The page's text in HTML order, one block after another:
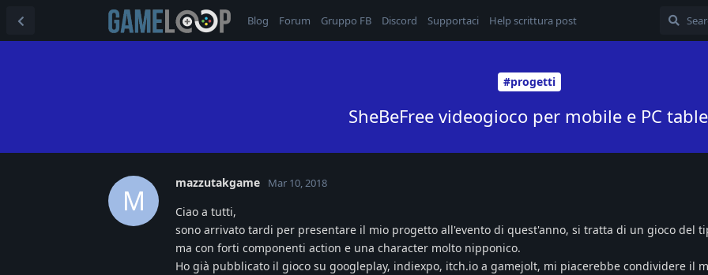
Blog Forum Gruppo FB Discord Supportaci Help scrittura post
#progetti
SheBeFree videogioco per mobile e PC
M
mazzutakgame Mar 10, 2018
Ciao a tutti,
sono arrivato tardi per presentare il mio progetto all'evento di quest'anno, si tratta di un gioco del
ma con forti componenti action e una character molto nipponico.
Ho già pubblicato il gioco su googleplay, indiexpo, itch.io a gamejolt, mi piacerebbe condividere il